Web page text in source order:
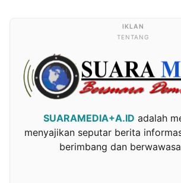
TENTANG
SUARAMEDIA+A.ID adalah
menyajikan seputar berita
berimbang dan